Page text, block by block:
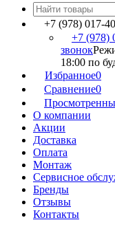
+7 (978) 017-
+7 (978)
звонок
18:00 по
Избранное0
Сравнение0
О компании
Акции
Доставка
Оплата
Монтаж
Сервисное
Бренды
Отзывы
Контакты